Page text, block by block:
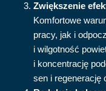
Zwiększenie
Komfortowe
pracy, jak i
i wilgotność
i koncentrację
sen i regenerację